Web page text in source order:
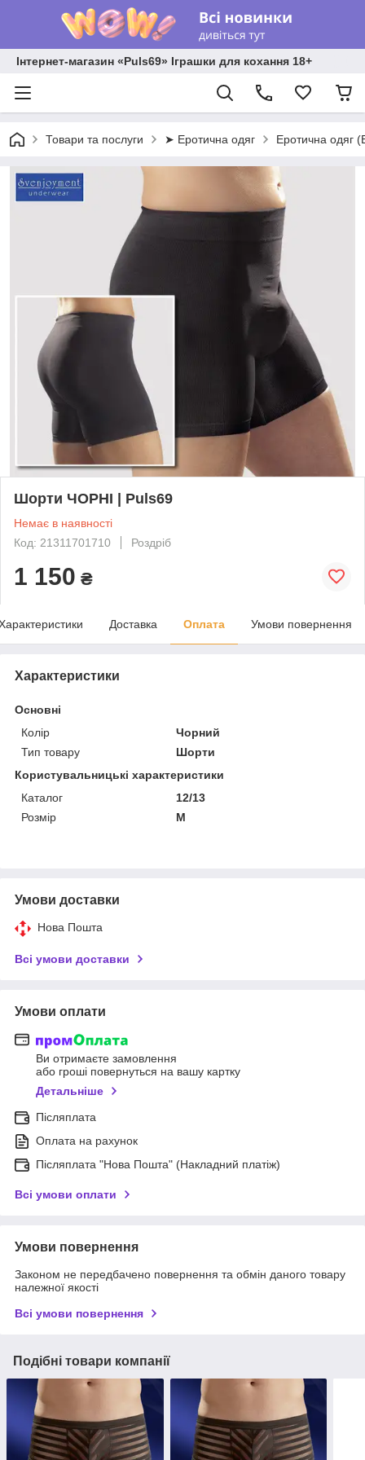
Інтернет-магазин «Puls69» Іграшки для кохання 18+
Товари та послуги ➤ Еротична одяг Еротична одяг
Шорти ЧОРНІ | Puls69
Немає в наявності
Код: 21311701710
Роздріб
1 150 ₴
Доставка Оплата Умови повернення
Характеристики
Основні
Колір
Чорний
Тип товару
Шорти
Користувальницькі характеристики
Каталог
12/13
Розмір
M
Умови доставки
Нова Пошта
Всі умови доставки
Умови оплати
Ви отримаєте замовлення
або гроші повернуться на вашу картку
Детальніше
Післяплата
Оплата на рахунок
Післяплата "Нова Пошта" (Накладний платіж)
Всі умови оплати
Умови повернення
Законом не передбачено повернення та обмін даного товару
належної якості
Всі умови повернення
Подібні товари компанії